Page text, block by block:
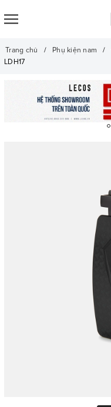
Trang chủ Phụ kiện nam
LDH17